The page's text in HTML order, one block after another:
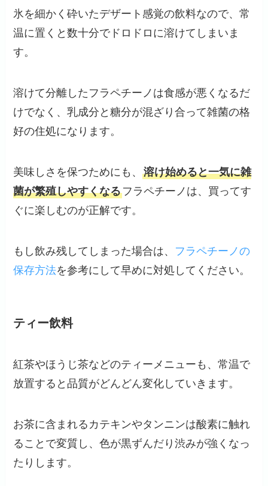
氷を細かく砕いたデザート感覚の飲料なので、常
温に置くと数十分でドロドロに溶けてしまいま
す。
溶けて分離したフラペチーノは食感が悪くなるだ
けでなく、乳成分と糖分が混ざり合って雑菌の格
好の住処になります。
美味しさを保つためにも、溶け始めると一気に雑
菌が繁殖しやすくなるフラペチーノは、買ってす
ぐに楽しむのが正解です。
もし飲み残してしまった場合は、 フラペチーノの
保存方法を参考にして早めに対処してください。
ティー飲料
紅茶やほうじ茶などのティーメニューも、常温で
放置すると品質がどんどん変化していきます。
お茶に含まれるカテキンやタンニンは酸素に触れ
ることで変質し、色が黒ずんだり渋みが強くなっ
たりします。